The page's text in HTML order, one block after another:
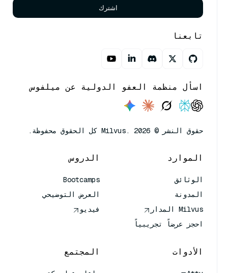
اشترك
تابعنا
اسأل منظمة العفو الدولية عن ميلفوس
حقوق النشر © Milvus. 2026 كل الحقوق محفوظة.
الموارد
الوثائق
المدونة
Milvus المدار
احجز عرضاً تجريبياً
الدروس
Bootcamps
العرض التوضيحي
فيديو
الأدوات المجتمع